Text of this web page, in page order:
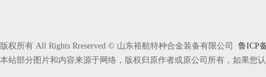
版权所有 All Rights Rreserved © 山东裕航特种合金装备有限公司 鲁ICP
本站部分图片和内容来源于网络，版权归原作者或原公司所有，如果您